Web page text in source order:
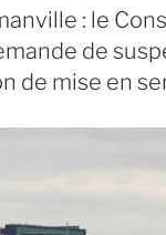
: le
de
de mise en